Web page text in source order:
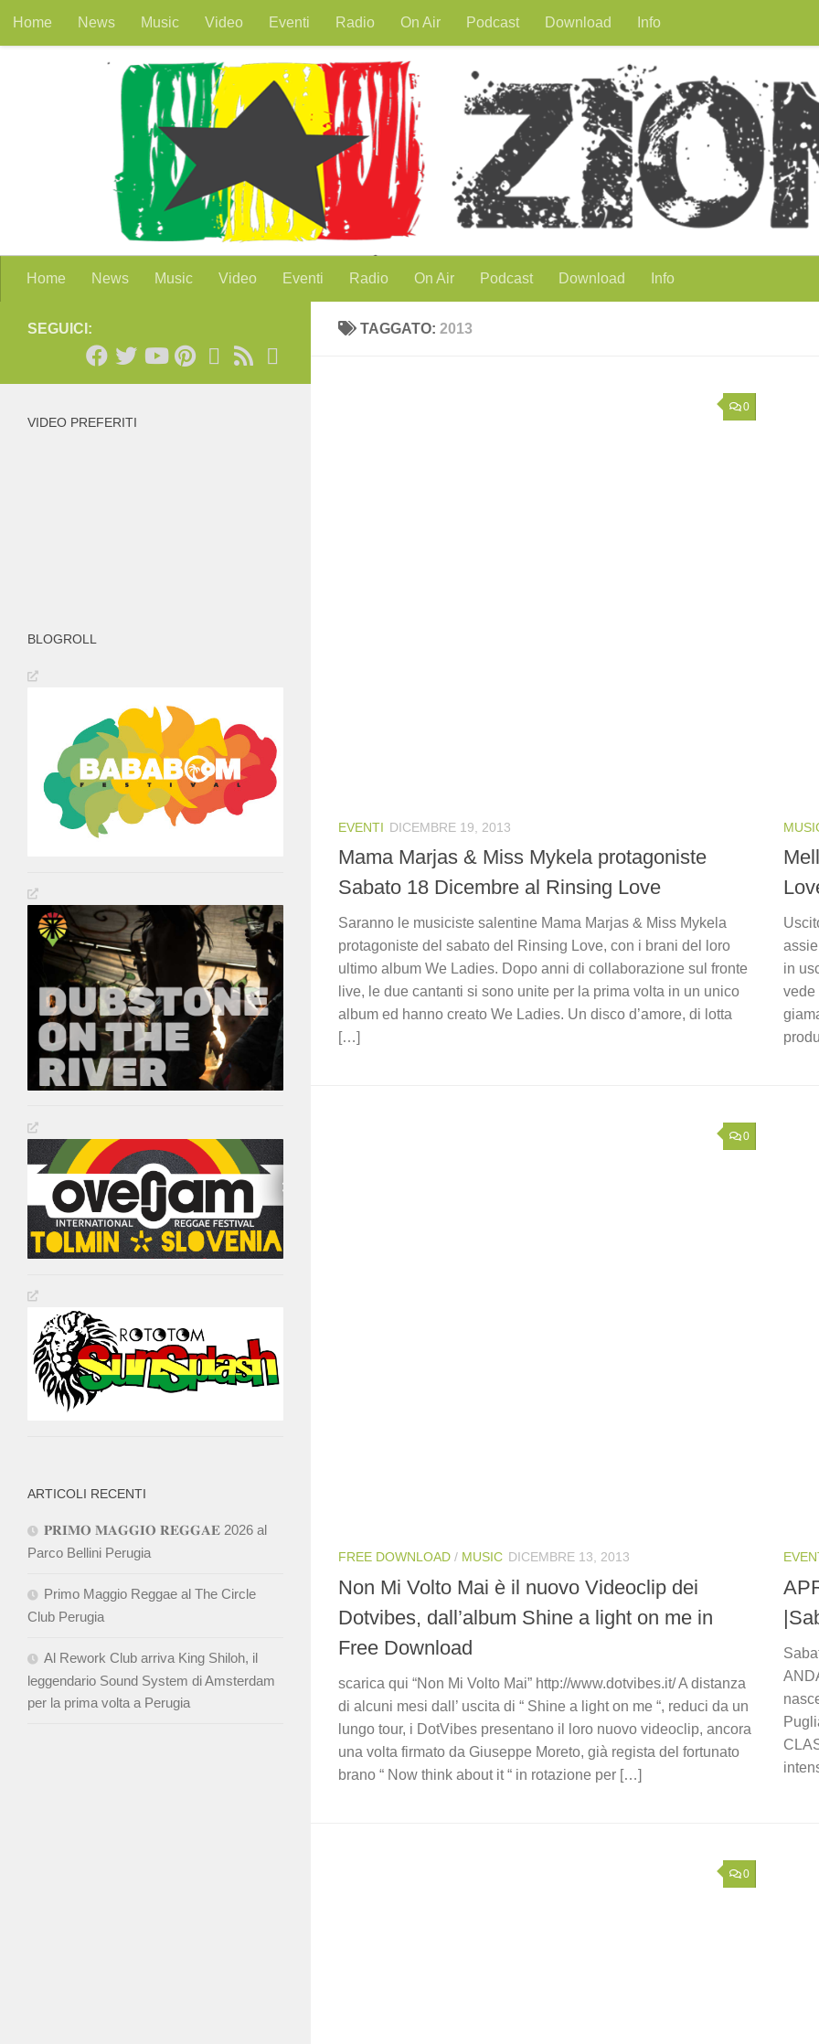
Salta al contenuto
Home News Music Video Eventi Radio On Air Podcast Download Info
Home News Music Video Eventi Radio On Air Podcast Download Info
TAGGATO: 2013
0
EVENTI DICEMBRE 19, 2013
Mama Marjas & Miss Mykela protagoniste
Sabato 18 Dicembre al Rinsing Love
Saranno le musiciste salentine Mama Marjas & Miss Mykela
protagoniste del sabato del Rinsing Love, con i brani del loro
ultimo album We Ladies. Dopo anni di collaborazione sul fronte
live, le due cantanti si sono unite per la prima volta in un unico
album ed hanno creato We Ladies. Un disco d’amore, di lotta
[…]
in
vede
0
FREE DOWNLOAD / MUSIC DICEMBRE 13, 2013
Non Mi Volto Mai è il nuovo Videoclip dei
Dotvibes, dall’album Shine a light on me in
Free Download
scarica qui “Non Mi Volto Mai” http://www.dotvibes.it/ A distanza
di alcuni mesi dall’ uscita di “ Shine a light on me “, reduci da un
lungo tour, i DotVibes presentano il loro nuovo videoclip, ancora
una volta firmato da Giuseppe Moreto, già regista del fortunato
brano “ Now think about it “ in rotazione per […]
0
SEGUICI:
VIDEO PREFERITI
BLOGROLL
ARTICOLI RECENTI
𝐏𝐑𝐈𝐌𝐎 𝐌𝐀𝐆𝐆𝐈𝐎 𝐑𝐄𝐆𝐆𝐀𝐄 2026 al
Parco Bellini Perugia
Primo Maggio Reggae al The Circle
Club Perugia
Al Rework Club arriva King Shiloh, il
leggendario Sound System di Amsterdam
per la prima volta a Perugia